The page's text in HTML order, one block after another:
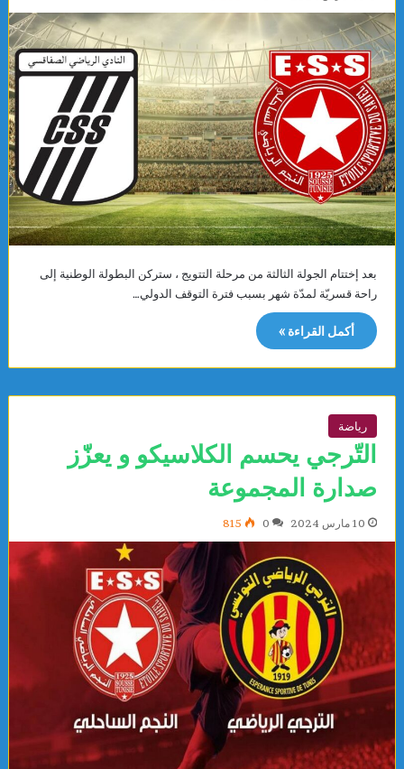
بعد إختتام الجولة الثالثة من مرحلة التتويج ، ستركن البطولة الوطنية إلى
راحة قسريّة لمدّة شهر بسبب فترة التوقف الدولي…
أكمل القراءة »
رياضة
التّرجي يحسم الكلاسيكو و يعزّز
صدارة المجموعة
10 مارس 2024 0
815